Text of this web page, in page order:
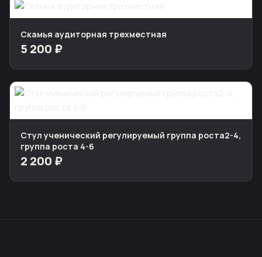
Скамья аудиторная трехместная
5 200 ₽
Стул ученический регулируемый группа роста2-4,
группа роста 4-6
2 200 ₽